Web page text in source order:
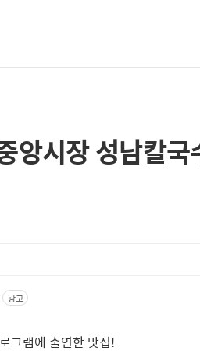
앙시장 성남칼국
광고
그램에 출연한 맛집!